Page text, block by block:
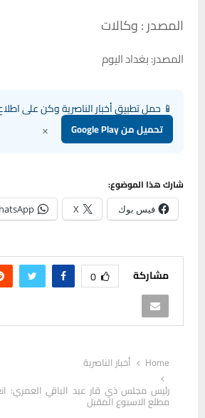
المصدر : وكالات
المصدر: بغداد اليوم
📱 حمل تطبيق أخبار الناصرية وكن على
تحميل من Google Play ×
شارك هذا الموضوع:
فيس بوك X
مشاركة 0
Home
أخبار الناصرية
رئيس مجلس ذي قار عبد الباقي العمري:
مطلع الاسبوع المقبل